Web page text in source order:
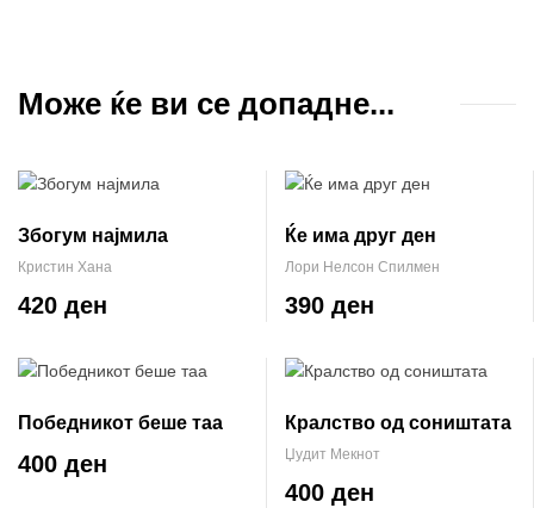
Може ќе ви се допадне...
Збогум најмила
Кристин Хана
420 ден
Ќе има друг ден
Лори Нелсон Спилмен
390 ден
Победникот беше таа
400 ден
Кралство од соништата
Џудит Мекнот
400 ден